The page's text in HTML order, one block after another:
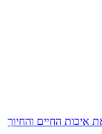
איכות החיים והחיוך